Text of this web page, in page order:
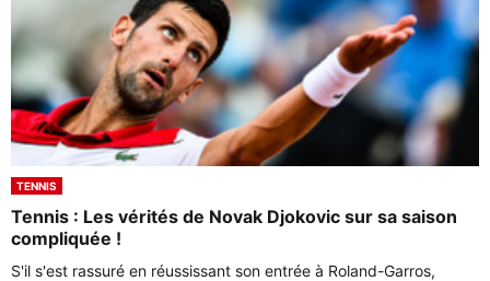
TENNIS
Tennis : Les vérités de Novak Djokovic sur sa saison
compliquée !
S'il s'est rassuré en réussissant son entrée à Roland-Garros,